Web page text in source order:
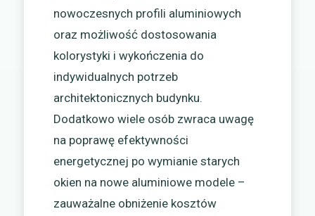
nowoczesnych profili aluminiowych
oraz możliwość dostosowania
kolorystyki i wykończenia do
indywidualnych potrzeb
architektonicznych budynku.
Dodatkowo wiele osób zwraca uwagę
na poprawę efektywności
energetycznej po wymianie starych
okien na nowe aluminiowe modele –
zauważalne obniżenie kosztów